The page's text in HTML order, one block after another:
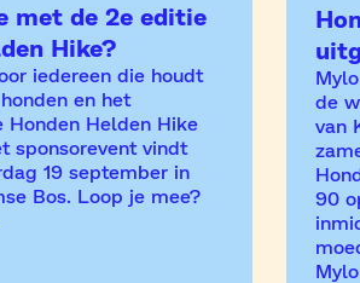
met de 2e editie
Hike?
iedereen die houdt
en het
Honden Helden Hike
sponsorevent vindt
19 september in
Bos. Loop je mee?
de
van
90